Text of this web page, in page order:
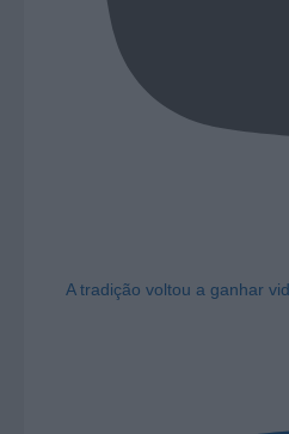
A tradição voltou a ganhar